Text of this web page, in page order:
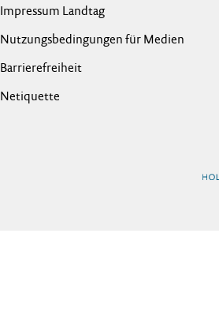
Impressum Landtag
Nutzungsbedingungen für Medien
Barrierefreiheit
Netiquette